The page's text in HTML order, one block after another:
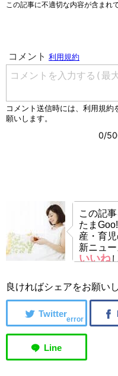
この記事に不適切な内容が含まれ
この記
たま
産・育
新ニュー
いいね
良ければシェアをお願い
error